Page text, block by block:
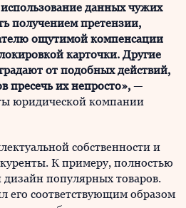
данных чужих
получением претензии,
ощутимой компенсации
карточки. Другие
от подобных действий,
пресечь их непросто», —
юридической компании
собственности и
К примеру, полностью
популярных товаров.
его соответствующим образом